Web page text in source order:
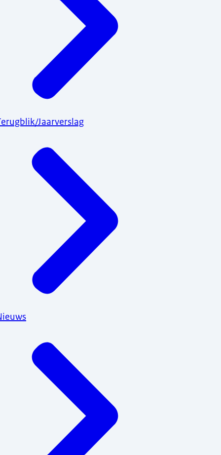
Jaarverslag